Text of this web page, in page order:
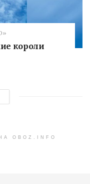
короли
OBOZ.INFO